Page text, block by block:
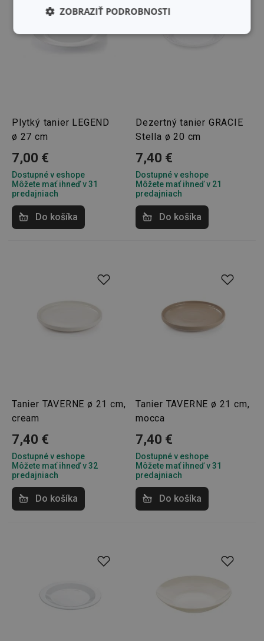
Plytký tanier LEGEND
ø 27 cm
7,00 €
Dostupné v eshope
Môžete mať ihneď v 31
predajniach
Do košíka
Dezertný tanier GRACIE
Stella ø 20 cm
7,40 €
Dostupné v eshope
Môžete mať ihneď v 21
predajniach
Do košíka
Tanier TAVERNE ø 21 cm,
cream
7,40 €
Dostupné v eshope
Môžete mať ihneď v 32
predajniach
Do košíka
Tanier TAVERNE ø 21 cm,
mocca
7,40 €
Dostupné v eshope
Môžete mať ihneď v 31
predajniach
Do košíka
ZOBRAZIŤ PODROBNOSTI
Základné
(funkčné) cookies
Analytické a
Základné (funkčné) cookies
Analytické a preferenčné cookies
Marketingové cookies
správne používať bez nevyhnutne potrebných
súborov cookie.
Poskytovateľ/
Doména
receive-cookie-deprecation
.doubleclick.net
cjConsent .tescoma.sk
Privacy Policy